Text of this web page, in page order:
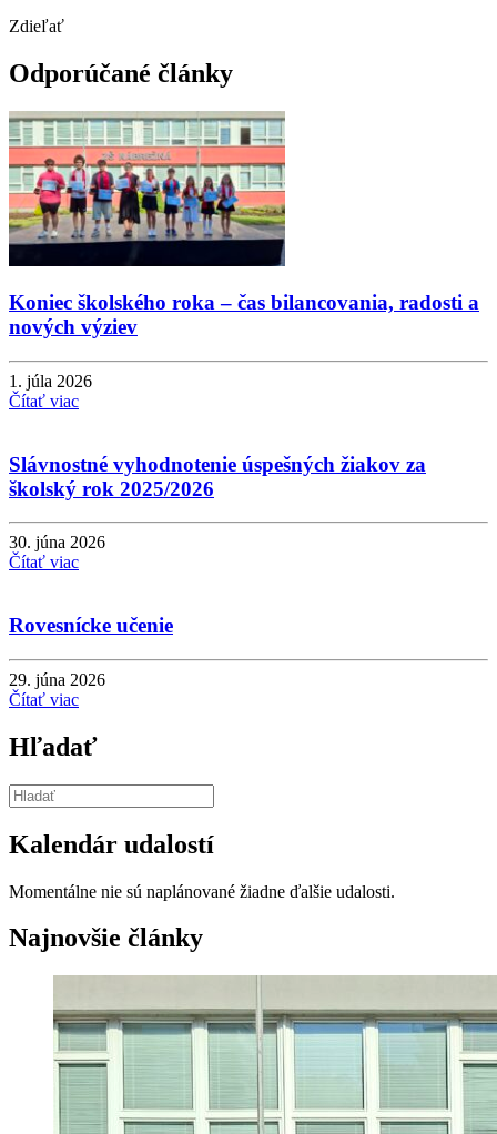
Zdieľať
Odporúčané články
Koniec školského roka – čas bilancovania, radosti a
nových výziev
1. júla 2026
Čítať viac
Slávnostné vyhodnotenie úspešných žiakov za
školský rok 2025/2026
30. júna 2026
Čítať viac
Rovesnícke učenie
29. júna 2026
Čítať viac
Hľadať
Kalendár udalostí
Momentálne nie sú naplánované žiadne ďalšie udalosti.
Najnovšie články